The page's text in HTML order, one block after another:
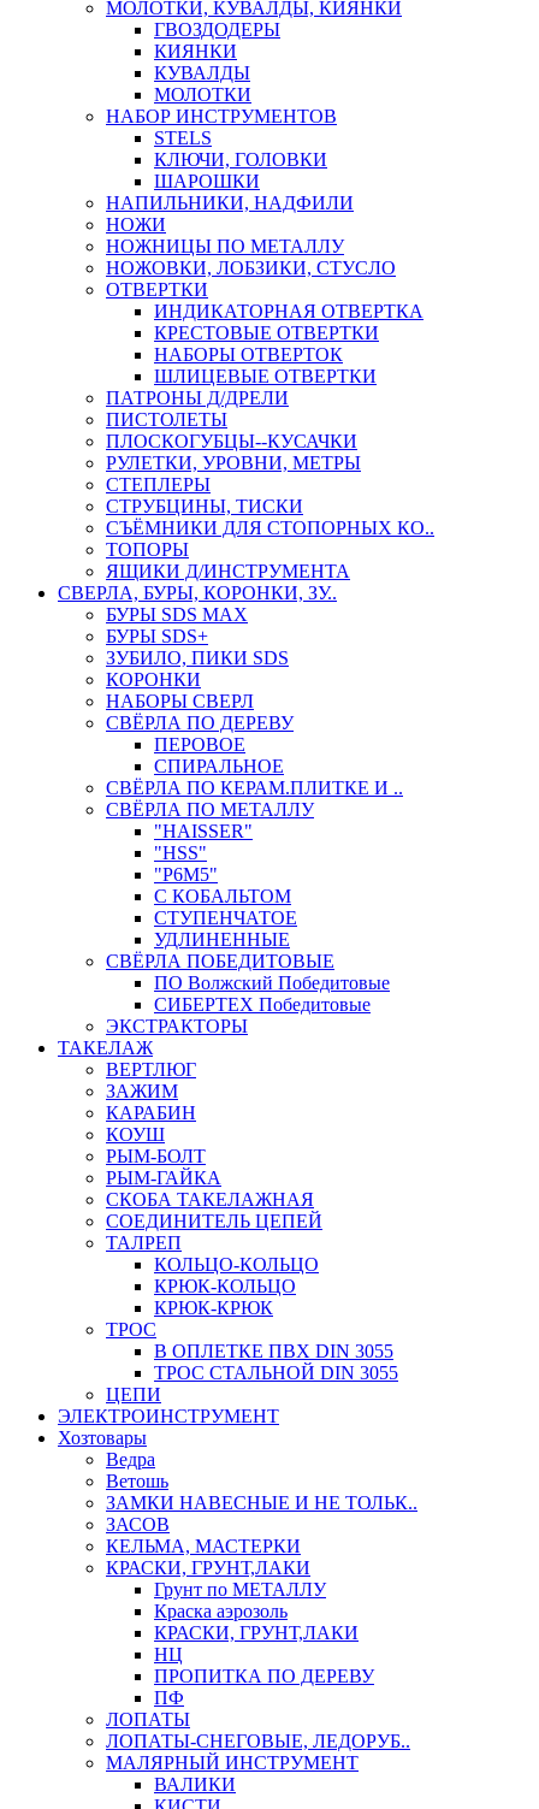
МОЛОТКИ, КУВАЛДЫ, КИЯНКИ
ГВОЗДОДЕРЫ
КИЯНКИ
КУВАЛДЫ
МОЛОТКИ
НАБОР ИНСТРУМЕНТОВ
STELS
КЛЮЧИ, ГОЛОВКИ
ШАРОШКИ
НАПИЛЬНИКИ, НАДФИЛИ
НОЖИ
НОЖНИЦЫ ПО МЕТАЛЛУ
НОЖОВКИ, ЛОБЗИКИ, СТУСЛО
ОТВЕРТКИ
ИНДИКАТОРНАЯ ОТВЕРТКА
КРЕСТОВЫЕ ОТВЕРТКИ
НАБОРЫ ОТВЕРТОК
ШЛИЦЕВЫЕ ОТВЕРТКИ
ПАТРОНЫ Д/ДРЕЛИ
ПИСТОЛЕТЫ
ПЛОСКОГУБЦЫ--КУСАЧКИ
РУЛЕТКИ, УРОВНИ, МЕТРЫ
СТЕПЛЕРЫ
СТРУБЦИНЫ, ТИСКИ
СЪЁМНИКИ ДЛЯ СТОПОРНЫХ КО..
ТОПОРЫ
ЯЩИКИ Д/ИНСТРУМЕНТА
СВЕРЛА, БУРЫ, КОРОНКИ, ЗУ..
БУРЫ SDS MAX
БУРЫ SDS+
ЗУБИЛО, ПИКИ SDS
КОРОНКИ
НАБОРЫ СВЕРЛ
СВЁРЛА ПО ДЕРЕВУ
ПЕРОВОЕ
СПИРАЛЬНОЕ
СВЁРЛА ПО КЕРАМ.ПЛИТКЕ И ..
СВЁРЛА ПО МЕТАЛЛУ
"HAISSER"
"HSS"
"Р6М5"
С КОБАЛЬТОМ
СТУПЕНЧАТОЕ
УДЛИНЕННЫЕ
СВЁРЛА ПОБЕДИТОВЫЕ
ПО Волжский Победитовые
СИБЕРТЕХ Победитовые
ЭКСТРАКТОРЫ
ТАКЕЛАЖ
ВЕРТЛЮГ
ЗАЖИМ
КАРАБИН
КОУШ
РЫМ-БОЛТ
РЫМ-ГАЙКА
СКОБА ТАКЕЛАЖНАЯ
СОЕДИНИТЕЛЬ ЦЕПЕЙ
ТАЛРЕП
КОЛЬЦО-КОЛЬЦО
КРЮК-КОЛЬЦО
КРЮК-КРЮК
ТРОС
В ОПЛЕТКЕ ПВХ DIN 3055
ТРОС СТАЛЬНОЙ DIN 3055
ЦЕПИ
ЭЛЕКТРОИНСТРУМЕНТ
Хозтовары
Ведра
Ветошь
ЗАМКИ НАВЕСНЫЕ И НЕ ТОЛЬК..
ЗАСОВ
КЕЛЬМА, МАСТЕРКИ
КРАСКИ, ГРУНТ,ЛАКИ
Грунт по МЕТАЛЛУ
Краска аэрозоль
КРАСКИ, ГРУНТ,ЛАКИ
НЦ
ПРОПИТКА ПО ДЕРЕВУ
ПФ
ЛОПАТЫ
ЛОПАТЫ-СНЕГОВЫЕ, ЛЕДОРУБ..
МАЛЯРНЫЙ ИНСТРУМЕНТ
ВАЛИКИ